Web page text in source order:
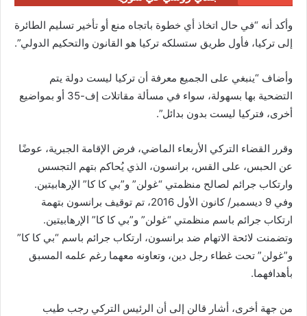
وأكد أنه “في حال اتخاذ أي خطوة باتجاه منع أو تأخير تسليم الطائرة
إلى تركيا، فأول طريق ستسلكه تركيا هو القانون والتحكيم الدولي”.
وأضاف “ينبغي على الجميع معرفة أن تركيا ليست دولة يتم
التضحية بها بسهولة، سواء في مسألة مقاتلات إف-35 أو بمواضيع
أخرى، فتركيا ليست بدون بدائل”.
وقرر القضاء التركي الأربعاء الماضي، فرض الإقامة الجبرية، عوضًا
عن الحبس، على القس، برانسون، الذي يُحاكم بتهم التجسس
وارتكاب جرائم لصالح منظمتي “غولن” و”بي كا كا” الإرهابيتين.
وفي 9 ديسمبر/ كانون الأول 2016، تم توقيف برانسون بتهمة
ارتكاب جرائم باسم منظمتي “غولن” و”بي كا كا” الإرهابيتين.
وتضمنت لائحة الاتهام ضد برانسون، ارتكاب جرائم باسم “بي كا كا”
و”غولن” تحت غطاء رجل دين، وتعاونه معهما رغم علمه المسبق
بأهدافهما.
من جهة أخرى، أشار قالن إلى أن الرئيس التركي رجب طيب